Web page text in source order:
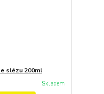
slézu 200ml
Skladem